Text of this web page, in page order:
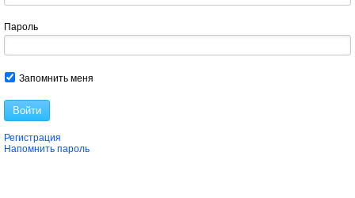
Пароль
Запомнить меня
Войти
Регистрация
Напомнить пароль